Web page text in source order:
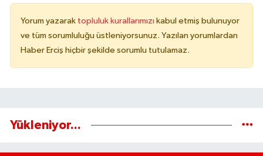
Yorum yazarak topluluk kurallarımızı kabul etmiş bulunuyor
ve tüm sorumluluğu üstleniyorsunuz. Yazılan yorumlardan
Haber Erciş hiçbir şekilde sorumlu tutulamaz.
Yükleniyor...